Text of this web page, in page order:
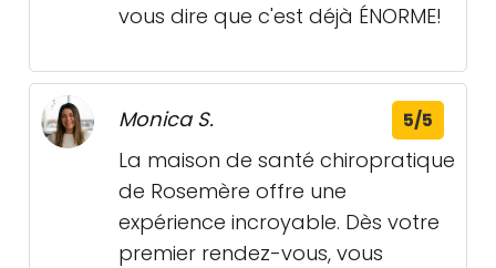
vous dire que c'est déjà ÉNORME!
Monica S. 5/5
La maison de santé chiropratique
de Rosemère offre une
expérience incroyable. Dès votre
premier rendez-vous, vous